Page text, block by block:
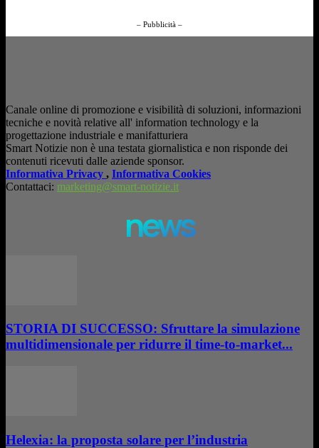
– Pubblicità –
Canale online di promozione e visibilità di soluzioni, informazioni
tecniche e novità relative all' information technology e la
progettazione industriale e manifatturiera
Smart Notizie non è una testata giornalistica e non risponde dei
contenuti ricevuti dalle aziende sponsor.
Informativa Privacy , Informativa Cookies
Contattaci: marketing@smart-notizie.it
news
STORIA DI SUCCESSO: Sfruttare la simulazione
multidimensionale per ridurre il time-to-market...
Helexia: la proposta solare per l’industria